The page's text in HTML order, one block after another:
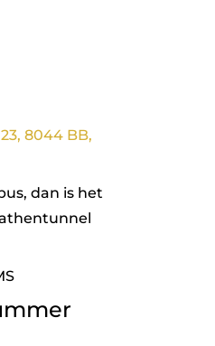
8044 BB,
dan is het